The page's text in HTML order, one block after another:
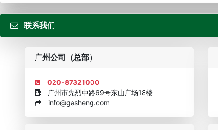
企业诚信AAAAA奖牌2015 欧美澳最具价值品牌移民机构
联系我们
广州公司（总部）
020-87321000
广州市先烈中路69号东山广场18楼
info@gasheng.com